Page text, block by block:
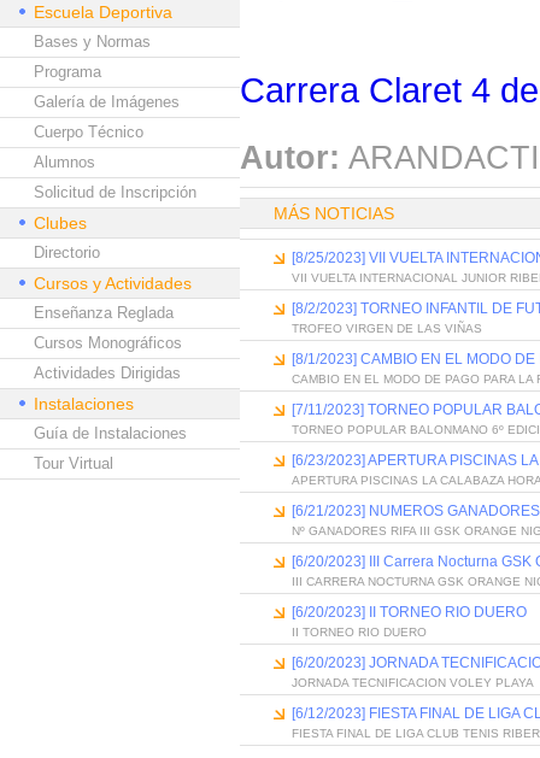
Escuela Deportiva
Bases y Normas
Programa
Galería de Imágenes
Cuerpo Técnico
Alumnos
Solicitud de Inscripción
Clubes
Directorio
Cursos y Actividades
Enseñanza Reglada
Cursos Monográficos
Actividades Dirigidas
Instalaciones
Guía de Instalaciones
Tour Virtual
Carrera Claret 4
Autor:
MÁS NOTICIAS
[8/25/2023] VII VUELTA
VII VUELTA INTERNACIONAL JUNIOR
[8/2/2023] TORNEO INFANTIL DE
TROFEO VIRGEN DE LAS VIÑAS
[8/1/2023] CAMBIO EN EL MODO
CAMBIO EN EL MODO DE PAGO PARA LA
[7/11/2023] TORNEO POPULAR
TORNEO POPULAR BALONMANO 6º
[6/23/2023] APERTURA PISCINAS
APERTURA PISCINAS LA CALABAZA
[6/21/2023] NUMEROS
Nº GANADORES RIFA III GSK ORANGE
[6/20/2023] III Carrera Nocturna GSK
III CARRERA NOCTURNA GSK ORANGE
[6/20/2023] II TORNEO RIO DUERO
II TORNEO RIO DUERO
[6/20/2023] JORNADA
JORNADA TECNIFICACION VOLEY PLAYA
[6/12/2023] FIESTA FINAL DE LIGA
FIESTA FINAL DE LIGA CLUB TENIS